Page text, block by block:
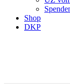
Shop
DKP